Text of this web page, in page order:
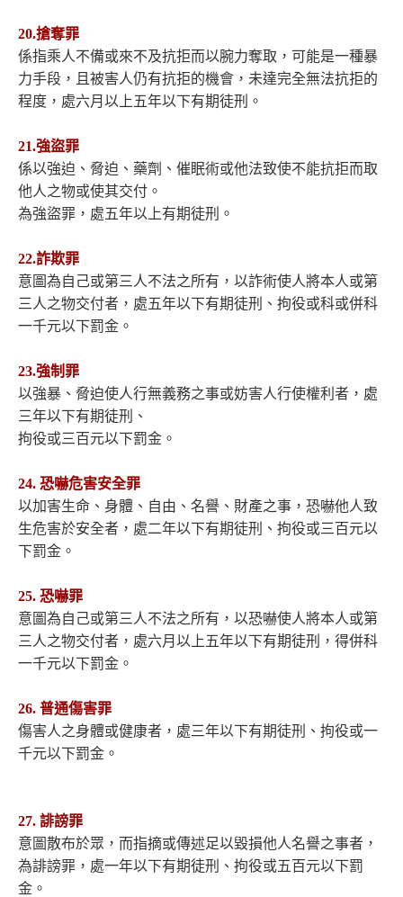
20.搶奪罪
係指乘人不備或來不及抗拒而以腕力奪取，可能是一種暴
力手段，且被害人仍有抗拒的機會，未達完全無法抗拒的
程度，處六月以上五年以下有期徒刑。
21.強盜罪
係以強迫、脅迫、藥劑、催眠術或他法致使不能抗拒而取
他人之物或使其交付。
為強盜罪，處五年以上有期徒刑。
22.詐欺罪
意圖為自己或第三人不法之所有，以詐術使人將本人或第
三人之物交付者，處五年以下有期徒刑、拘役或科或併科
一千元以下罰金。
23.強制罪
以強暴、脅迫使人行無義務之事或妨害人行使權利者，處
三年以下有期徒刑、
拘役或三百元以下罰金。
24. 恐嚇危害安全罪
以加害生命、身體、自由、名譽、財產之事，恐嚇他人致
生危害於安全者，處二年以下有期徒刑、拘役或三百元以
下罰金。
25. 恐嚇罪
意圖為自己或第三人不法之所有，以恐嚇使人將本人或第
三人之物交付者，處六月以上五年以下有期徒刑，得併科
一千元以下罰金。
26. 普通傷害罪
傷害人之身體或健康者，處三年以下有期徒刑、拘役或一
千元以下罰金。
27. 誹謗罪
意圖散布於眾，而指摘或傳述足以毀損他人名譽之事者，
為誹謗罪，處一年以下有期徒刑、拘役或五百元以下罰
金。